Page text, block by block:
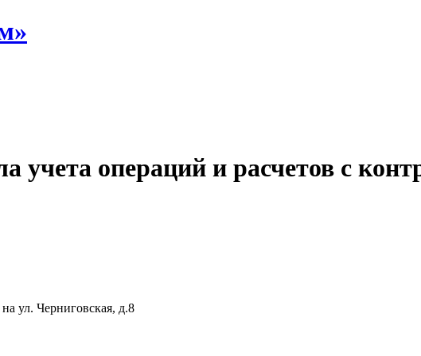
учета операций и расчетов с
ул. Черниговская, д.8